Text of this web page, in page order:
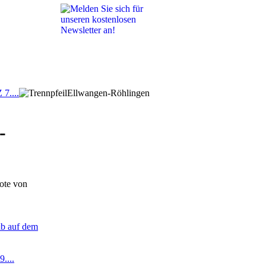
7.... Ellwangen-Röhlingen
von
auf dem